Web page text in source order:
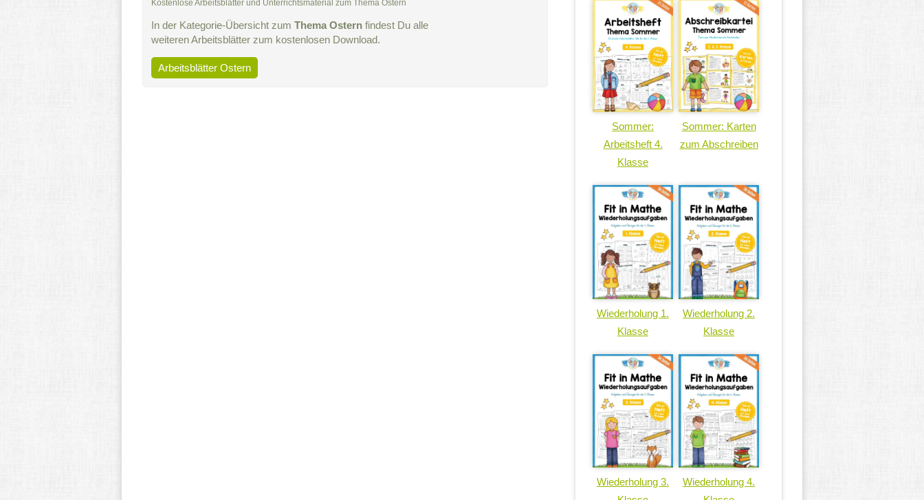
Kostenlose Arbeitsblätter und Unterrichtsmaterial zum Thema Ostern
In der Kategorie-Übersicht zum Thema Ostern findest Du alle
weiteren Arbeitsblätter zum kostenlosen Download.
Arbeitsblätter Ostern
Sommer:
Arbeitsheft 4.
Klasse
Sommer: Karten
zum Abschreiben
Wiederholung 1.
Klasse
Wiederholung 2.
Klasse
Wiederholung 3.
Wiederholung 4.